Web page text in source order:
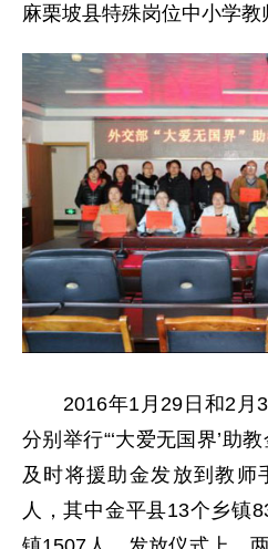
麻栗坡县特殊岗位中小学教
2016年1月29日和2月3
分别举行“‘大爱无国界’助
及时将援助金发放到教师
人，其中金平县13个乡镇